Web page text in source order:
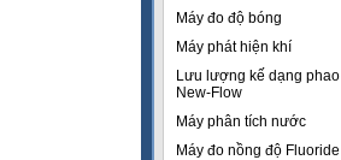
Máy đo độ bóng
Máy phát hiện khí
Lưu lượng kế dạng phao
New-Flow
Máy phân tích nước
Máy đo nồng độ Fluoride